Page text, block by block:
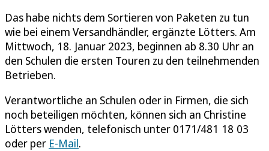
Das habe nichts dem Sortieren von Paketen zu tun
wie bei einem Versandhändler, ergänzte Lötters. Am
Mittwoch, 18. Januar 2023, beginnen ab 8.30 Uhr an
den Schulen die ersten Touren zu den teilnehmenden
Betrieben.
Verantwortliche an Schulen oder in Firmen, die sich
noch beteiligen möchten, können sich an Christine
Lötters wenden, telefonisch unter 0171/481 18 03
oder per E-Mail.